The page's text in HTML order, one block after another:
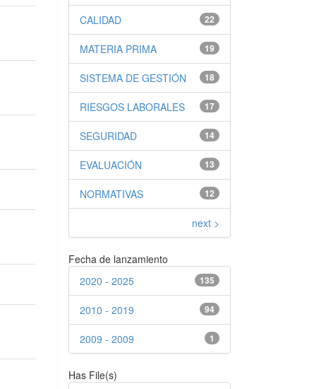
22
CALIDAD
19
MATERIA PRIMA
18
SISTEMA DE GESTIÓN
17
RIESGOS LABORALES
14
SEGURIDAD
13
EVALUACIÓN
12
NORMATIVAS
next >
Fecha de lanzamiento
135
2020 - 2025
94
2010 - 2019
1
2009 - 2009
Has File(s)